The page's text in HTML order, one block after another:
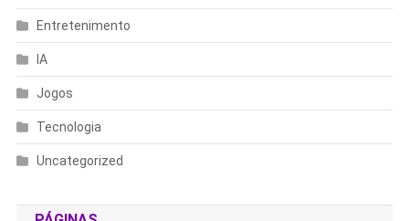
Entretenimento
IA
Jogos
Tecnologia
Uncategorized